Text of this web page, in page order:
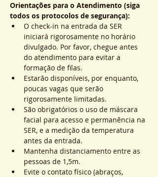
Orientações para o Atendimento (siga
todos os protocolos de segurança):
O check-in na entrada da SER
iniciará rigorosamente no horário
divulgado. Por favor, chegue antes
do atendimento para evitar a
formação de filas.
Estarão disponíveis, por enquanto,
poucas vagas que serão
rigorosamente limitadas.
São obrigatórios o uso de máscara
facial para acesso e permanência na
SER, e a medição da temperatura
antes da entrada.
Mantenha distanciamento entre as
pessoas de 1,5m.
Evite o contato físico (abraços,